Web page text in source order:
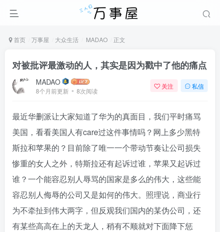
首页 万事屋 大众生活 MADAO 正文
对被批评最激动的人，其实是因为戳中了他的痛点
MADAO
8个月前更新 8次阅读
关注 私信
最近华删派让大家知道了华为的真面目，我们平时痛骂
美国，看看美国人有care过这件事情吗？网上多少黑特
斯拉和苹果的？目前除了唯一一个带动节奏让公司损失
惨重的女人之外，特斯拉还有起诉过谁，苹果又起诉过
谁？一个能容忍别人辱骂的国家是多么的伟大，这些能
容忍别人侮辱的公司又是如何的伟大。照理说，商业行
为不牵扯到伟大两字，但反观我们国内的某伪公司，还
有某些高高在上的天龙人，稍有不顺就对下面降下惩